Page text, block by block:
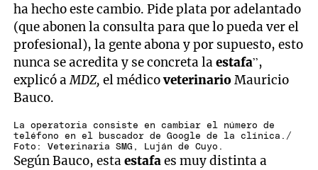
ha hecho este cambio. Pide plata por adelantado
(que abonen la consulta para que lo pueda ver el
profesional), la gente abona y por supuesto, esto
nunca se acredita y se concreta laestafa”,
explicó aMDZ, el médicoveterinarioMauricio
Bauco.
La operatoria consiste en cambiar el número de
teléfono en el buscador de Google de la clínica./
Foto: Veterinaria SMG, Luján de Cuyo.
Según Bauco, esta estafaes muy distinta a